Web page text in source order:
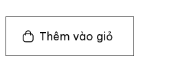
Thêm vào giỏ